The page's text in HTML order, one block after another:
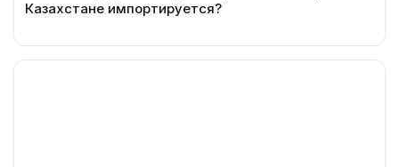
Казахстане импортируется?